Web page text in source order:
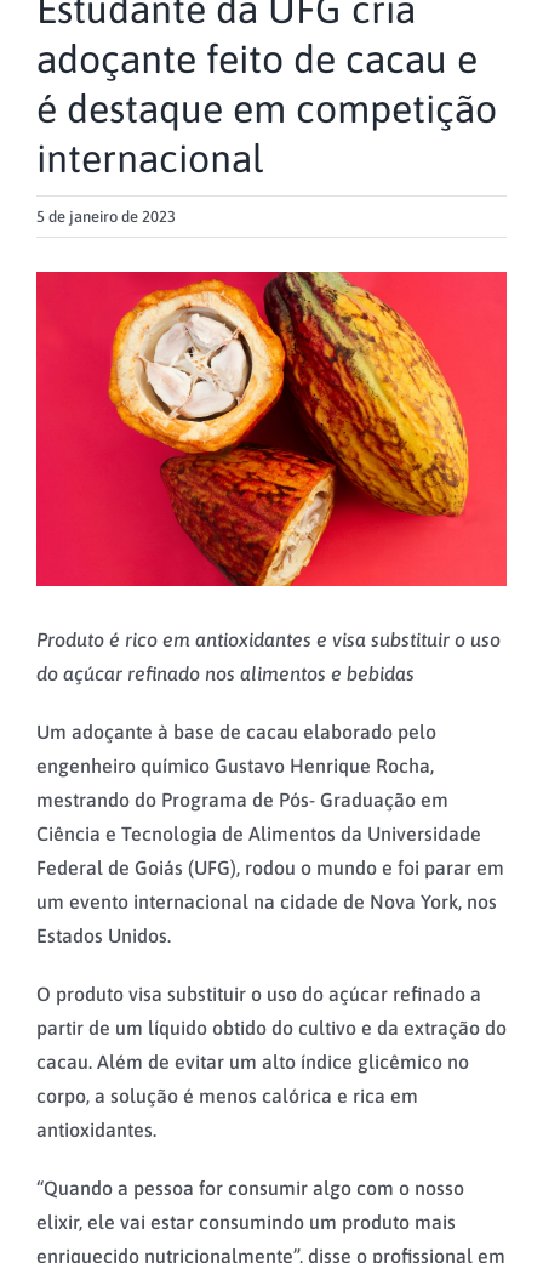
Estudante da UFG cria
adoçante feito de cacau e
é destaque em competição
internacional
5 de janeiro de 2023
Produto é rico em antioxidantes e visa substituir o uso
do açúcar refinado nos alimentos e bebidas
Um adoçante à base de cacau elaborado pelo
engenheiro químico Gustavo Henrique Rocha,
mestrando do Programa de Pós- Graduação em
Ciência e Tecnologia de Alimentos da Universidade
Federal de Goiás (UFG), rodou o mundo e foi parar em
um evento internacional na cidade de Nova York, nos
Estados Unidos.
O produto visa substituir o uso do açúcar refinado a
partir de um líquido obtido do cultivo e da extração do
cacau. Além de evitar um alto índice glicêmico no
corpo, a solução é menos calórica e rica em
antioxidantes.
“Quando a pessoa for consumir algo com o nosso
elixir, ele vai estar consumindo um produto mais
enriquecido nutricionalmente”, disse o profissional em